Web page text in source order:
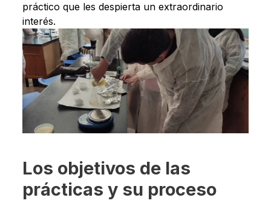
práctico que les despierta un extraordinario
interés.
Los objetivos de las
prácticas y su proceso